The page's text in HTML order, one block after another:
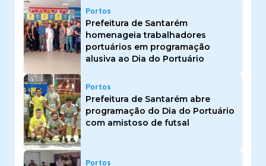
Portos
Prefeitura de Santarém
homenageia trabalhadores
portuários em programação
alusiva ao Dia do Portuário
Portos
Prefeitura de Santarém abre
programação do Dia do Portuário
com amistoso de futsal
Portos